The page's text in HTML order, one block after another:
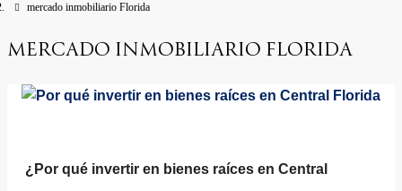
Dr. Phillips, Florida
FAQ
mercado inmobiliario Florida
MERCADO INMOBILIARIO FLORIDA
¿Por qué invertir en bienes raíces en Central